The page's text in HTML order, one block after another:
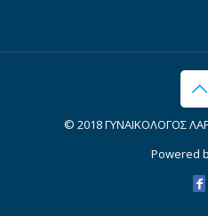
© 2018 ΓΥΝΑΙΚΟΛΟΓΟΣ
Powered